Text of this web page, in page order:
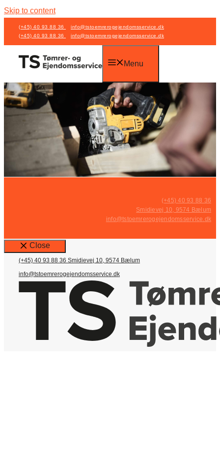
Skip to content
(+45) 40 93 88 36
info@tstoemrerogejendomsservice.dk
(+45) 40 93 88 36
info@tstoemrerogejendomsservice.dk
Menu
(+45) 40 93 88 36
Smidievej 10, 9574 Bælum
info@tstoemrerogejendomsservice.dk
Close
(+45) 40 93 88 36 Smidievej 10, 9574 Bælum
info@tstoemrerogejendomsservice.dk